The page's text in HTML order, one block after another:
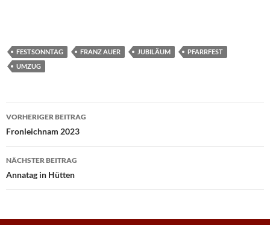
FESTSONNTAG FRANZ AUER JUBILÄUM
PFARRFEST
UMZUG
Beitragsnavigation
VORHERIGER BEITRAG
Fronleichnam 2023
NÄCHSTER BEITRAG
Annatag in Hütten